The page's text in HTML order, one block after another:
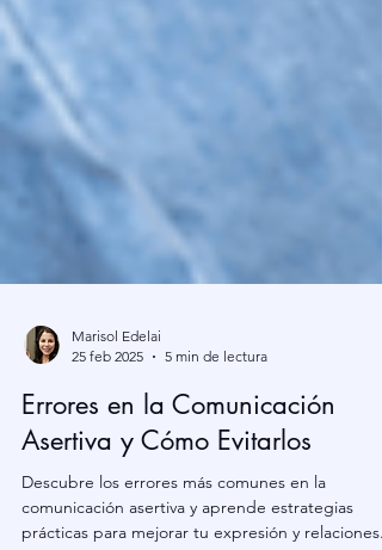
25 feb 2025
5 min de lectura
Errores en la Comunicación
Asertiva y Cómo Evitarlos
Descubre los errores más comunes en la